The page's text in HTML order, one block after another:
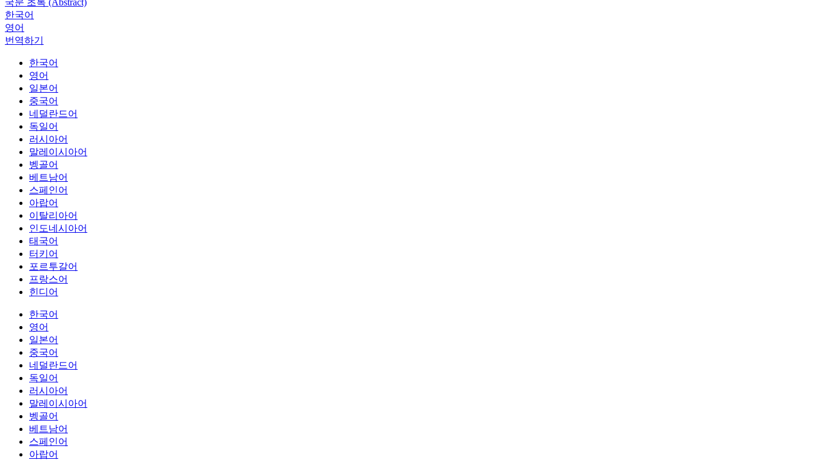
국문 초록 (Abstract)
한국어
영어
번역하기
한국어
영어
일본어
중국어
네덜란드어
독일어
러시아어
말레이시아어
벵골어
베트남어
스페인어
아랍어
이탈리아어
인도네시아어
태국어
터키어
포르투갈어
프랑스어
힌디어
한국어
영어
일본어
중국어
네덜란드어
독일어
러시아어
말레이시아어
벵골어
베트남어
스페인어
아랍어